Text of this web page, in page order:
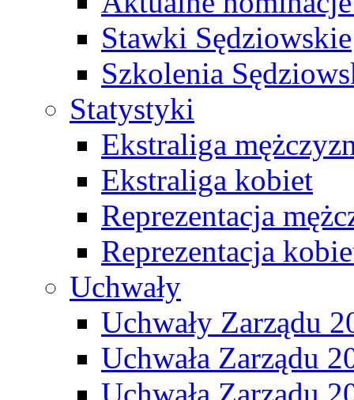
Stawki Sędziowskie
Szkolenia
Statystyki
Ekstraliga
Ekstraliga kobiet
Reprezentacja
Reprezentacja
Uchwały
Uchwały Zarządu
Uchwała Zarządu
Uchwała Zarządu